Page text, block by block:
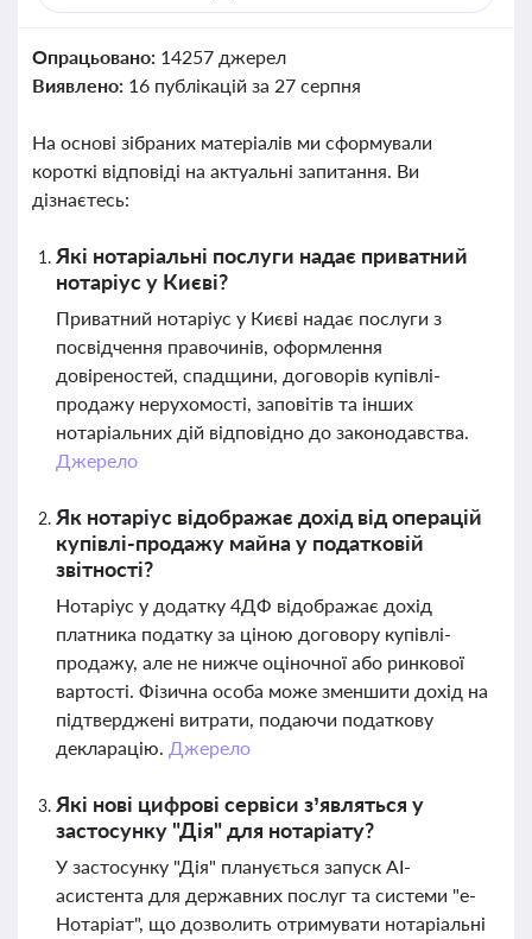
Опрацьовано: 14257 джерел
Виявлено: 16 публікацій за 27 серпня
На основі зібраних матеріалів ми сформували
короткі відповіді на актуальні запитання. Ви
дізнаєтесь:
Які нотаріальні послуги надає приватний
нотаріус у Києві?
Приватний нотаріус у Києві надає послуги з
посвідчення правочинів, оформлення
довіреностей, спадщини, договорів купівлі-
продажу нерухомості, заповітів та інших
нотаріальних дій відповідно до законодавства.
Джерело
Як нотаріус відображає дохід від операцій
купівлі-продажу майна у податковій
звітності?
Нотаріус у додатку 4ДФ відображає дохід
платника податку за ціною договору купівлі-
продажу, але не нижче оціночної або ринкової
вартості. Фізична особа може зменшити дохід на
підтверджені витрати, подаючи податкову
декларацію. Джерело
Які нові цифрові сервіси з’являться у
застосунку "Дія" для нотаріату?
У застосунку "Дія" планується запуск AI-
асистента для державних послуг та системи "е-
Нотаріат", що дозволить отримувати нотаріальні